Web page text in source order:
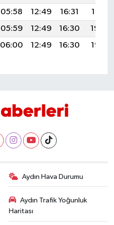
05:58 12:49 16:31
19:31
05:59 12:49 16:30
19:29
06:00 12:49 16:30 19:28
Aydın Hava Durumu
Aydın Trafik Yoğunluk
Haritası